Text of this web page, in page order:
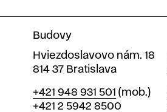
Budovy
Hviezdoslavovo nám. 18
814 37 Bratislava
Telefón
+421 948 931 501 (mob.)
+421 2 5942 8500